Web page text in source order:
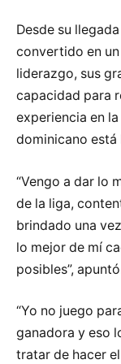
Desde su
convertido en
liderazgo, sus
capacidad para
experiencia en
dominicano
“Vengo a dar lo
de la liga,
brindado una
lo mejor de mí
posibles”,
“Yo no juego
ganadora y eso
tratar de hacer